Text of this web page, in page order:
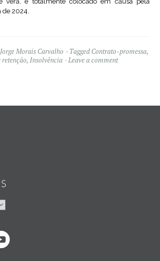
de 2024.
Jorge Morais Carvalho Tagged Contrato-promessa,
, Insolvência Leave a comment